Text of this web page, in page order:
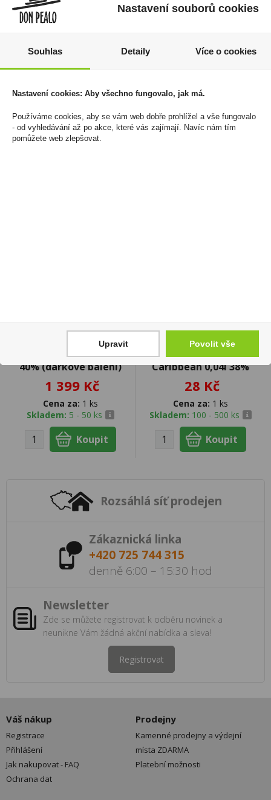
Paradiso 0,7l 41,8%
549 Kč
Cena za:1 ks
Skladem:5 - 50 ks
Monaco 4Blue flame
500 Kč
Ron La Cruz 21YO 0,7l
40% (dárkové balení)
1 399 Kč
Cena za: 1 ks
Skladem: 5 - 50 ks
Caribbean 0,04l 38%
28 Kč
Cena za: 1 ks
Skladem: 100 - 500 ks
Rozsáhlá síť prodejen
Zákaznická linka
+420 725 744 315
denně 6:00 – 15:30 hod
Newsletter
Zde se můžete registrovat k odběru novinek a
neunikne Vám žádná akční nabídka a sleva!
Registrovat
Váš nákup
Registrace
Přihlášení
Jak nakupovat - FAQ
Ochrana dat
Prodejny
Kamenné prodejny a výdejní
místa ZDARMA
Platební možnosti
Nastavení souborů cookies
Souhlas Detaily Více o cookies
Nastavení cookies: Aby všechno fungovalo, jak má.
Používáme cookies, aby se vám web dobře prohlížel a vše fungovalo
- od vyhledávání až po akce, které vás zajímají. Navíc nám tím
pomůžete web zlepšovat.
Upravit Povolit vše